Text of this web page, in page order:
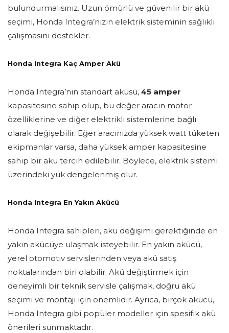
bulundurmalısınız. Uzun ömürlü ve güvenilir bir akü
seçimi, Honda Integra’nızın elektrik sisteminin sağlıklı
çalışmasını destekler.
Honda Integra Kaç Amper Akü
Honda Integra’nın standart aküsü, 45 amper
kapasitesine sahip olup, bu değer aracın motor
özelliklerine ve diğer elektrikli sistemlerine bağlı
olarak değişebilir. Eğer aracınızda yüksek watt tüketen
ekipmanlar varsa, daha yüksek amper kapasitesine
sahip bir akü tercih edilebilir. Böylece, elektrik sistemi
üzerindeki yük dengelenmiş olur.
Honda Integra En Yakın Akücü
Honda Integra sahipleri, akü değişimi gerektiğinde en
yakın akücüye ulaşmak isteyebilir. En yakın akücü,
yerel otomotiv servislerinden veya akü satış
noktalarından biri olabilir. Akü değiştirmek için
deneyimli bir teknik servisle çalışmak, doğru akü
seçimi ve montajı için önemlidir. Ayrıca, birçok akücü,
Honda Integra gibi popüler modeller için spesifik akü
önerileri sunmaktadır.